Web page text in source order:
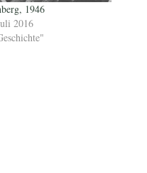
1946
2016